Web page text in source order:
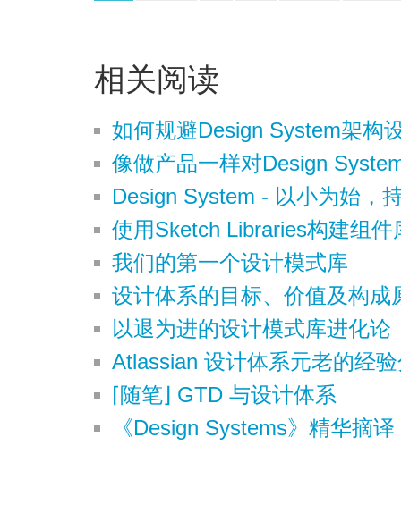
相关阅读
如何规避Design System架构
像做产品一样对Design
Design System - 以小为始，
使用Sketch Libraries构建组件
我们的第一个设计模式库
设计体系的目标、价值及构成
以退为进的设计模式库进化论
Atlassian 设计体系元老的经
⌈随笔⌋ GTD 与设计体系
《Design Systems》精华摘